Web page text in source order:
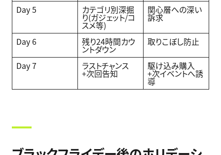
Day 5
カテゴリ別深掘
り(ガジェット/コ
スメ等)
関心層への深い
訴求
Day 6 残り24時間カウ
ントダウン
取りこぼし防止
Day 7 ラストチャンス
+次回告知
駆け込み購入
+次イベントへ誘
導